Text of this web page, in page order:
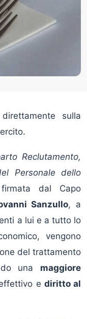
sulla
Reclutamento,
Personale dello
dal Capo
Sanzullo, a
a lui e a tutto lo
vengono
del trattamento
una maggiore
e diritto al